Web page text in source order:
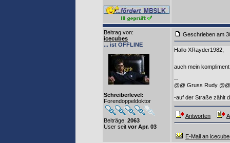
Beitrag von:
icecubes
... ist OFFLINE
Schreiberlevel:
Forendoppeldoktor
Beiträge: 2063
User seit vor Apr. 03
Geschrieben am
Hallo XRayder1982,
auch mein
--
@@ Gruss Rudy @@
-auf der Straße zählt
Antworten
E-Mail an